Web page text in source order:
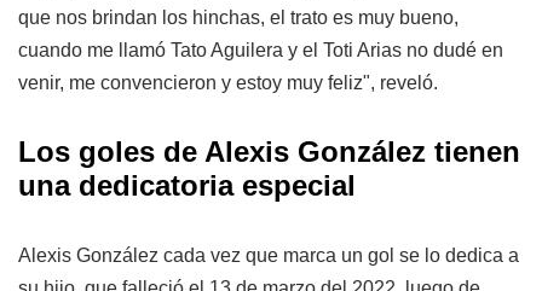
que nos brindan los hinchas, el trato es muy bueno,
cuando me llamó Tato Aguilera y el Toti Arias no dudé en
venir, me convencieron y estoy muy feliz", reveló.
Los goles de Alexis González tienen
una dedicatoria especial
Alexis González cada vez que marca un gol se lo dedica a